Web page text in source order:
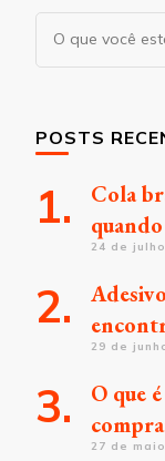
Procurando
algo?
POSTS
Cola
24 de
29 de
O que
27 de